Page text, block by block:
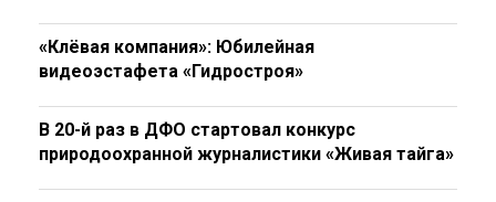
«Клёвая компания»: Юбилейная
видеоэстафета «Гидростроя»
В 20-й раз в ДФО стартовал конкурс
природоохранной журналистики «Живая тайга»